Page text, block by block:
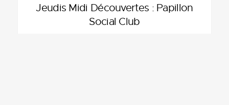
Jeudis Midi Découvertes : Papillon
Social Club